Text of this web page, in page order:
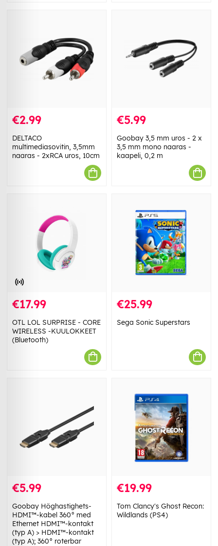
€2.99
DELTACO
multimediasovitin, 3,5mm
naaras - 2xRCA uros, 10cm
€5.99
Goobay 3,5 mm uros - 2 x
3,5 mm mono naaras -
kaapeli, 0,2 m
€17.99
OTL LOL SURPRISE - CORE
WIRELESS -KUULOKKEET
(Bluetooth)
€25.99
Sega Sonic Superstars
€5.99
Goobay Höghastighets-
HDMI™-kabel 360° med
Ethernet HDMI™-kontakt
(typ A) > HDMI™-kontakt
(typ A); 360° roterbar
€19.99
Tom Clancy's Ghost Recon:
Wildlands (PS4)